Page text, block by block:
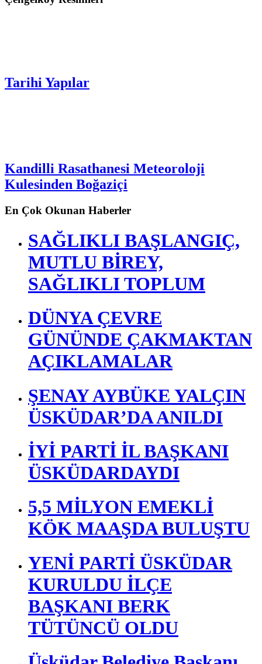
Çengelköy Resimleri
Kandilli Rasathanesi Meteoroloji
Kulesinden Boğaziçi
En Çok Okunan Haberler
SAĞLIKLI BAŞLANGIÇ,
MUTLU BİREY,
SAĞLIKLI TOPLUM
DÜNYA ÇEVRE
GÜNÜNDE ÇAKMAKTAN
AÇIKLAMALAR
ŞENAY AYBÜKE YALÇIN
ÜSKÜDAR’DA ANILDI
İYİ PARTİ İL BAŞKANI
ÜSKÜDARDAYDI
5,5 MİLYON EMEKLİ
KÖK MAAŞDA BULUŞTU
YENİ PARTİ ÜSKÜDAR